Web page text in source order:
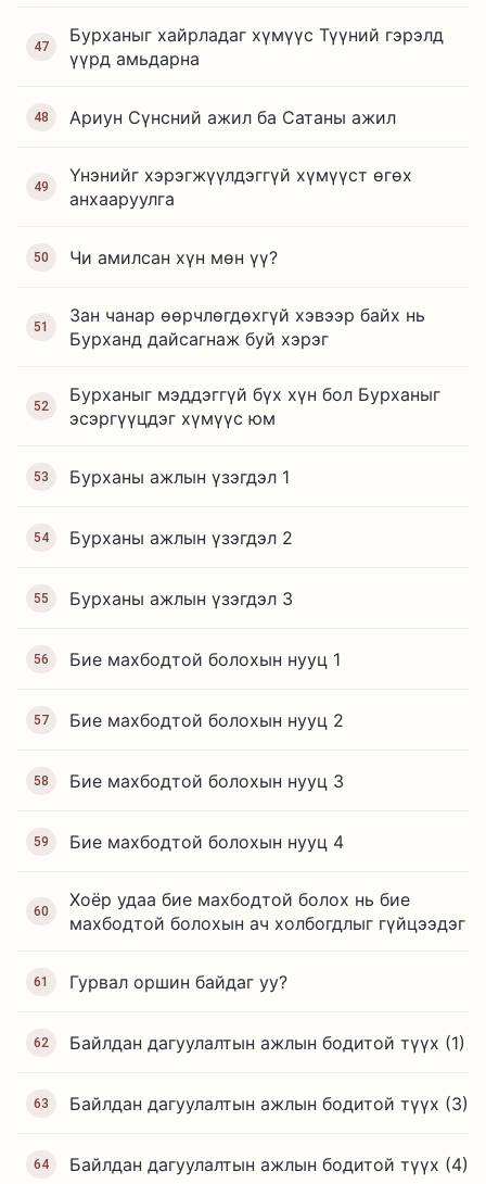
47
Бурханыг хайрладаг хүмүүс Түүний гэрэлд
үүрд амьдарна
48 Ариун Сүнсний ажил ба Сатаны ажил
49
Үнэнийг хэрэгжүүлдэггүй хүмүүст өгөх
анхааруулга
50 Чи амилсан хүн мөн үү?
51
Зан чанар өөрчлөгдөхгүй хэвээр байх нь
Бурханд дайсагнаж буй хэрэг
52
Бурханыг мэддэггүй бүх хүн бол Бурханыг
эсэргүүцдэг хүмүүс юм
53 Бурханы ажлын үзэгдэл 1
54 Бурханы ажлын үзэгдэл 2
55 Бурханы ажлын үзэгдэл 3
56 Бие махбодтой болохын нууц 1
57 Бие махбодтой болохын нууц 2
58 Бие махбодтой болохын нууц 3
59 Бие махбодтой болохын нууц 4
60
Хоёр удаа бие махбодтой болох нь бие
махбодтой болохын ач холбогдлыг гүйцээдэг
61 Гурвал оршин байдаг уу?
62 Байлдан дагуулалтын ажлын бодитой түүх (1)
63 Байлдан дагуулалтын ажлын бодитой түүх (3)
64 Байлдан дагуулалтын ажлын бодитой түүх (4)